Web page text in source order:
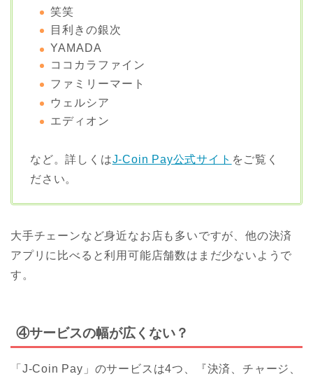
笑笑
目利きの銀次
YAMADA
ココカラファイン
ファミリーマート
ウェルシア
エディオン
など。詳しくはJ-Coin Pay公式サイト をご覧く
ださい。
大手チェーンなど身近なお店も多いですが、他の決済
アプリに比べると利用可能店舗数はまだ少ないようで
す。
④サービスの幅が広くない？
「J-Coin Pay」のサービスは4つ、『決済、チャージ、